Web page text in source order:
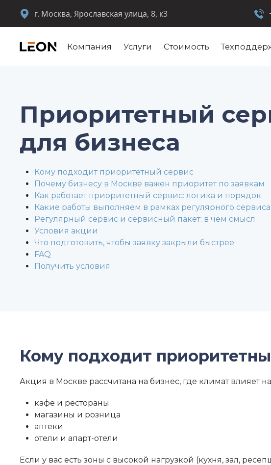
г. Москва, Ярославская улица, 8, к3
Компания Услуги Стоимость
Приоритетный
для бизнеса
Кому подходит приоритетный сервис
Почему бизнесу в Москве важен приоритет по заявкам
Как работает приоритетный сервис: логика и порядок
Какие работы выполняем в рамках регулярного сервиса
Регулярный сервис и сервисный пакет: в чем смысл
Условия акции
Что подготовить, чтобы заявку закрыли быстрее
FAQ
Получить условия
Кому подходит
Акция в Москве рассчитана на бизнес, где климат влияет
кафе и рестораны
магазины и розница
аптеки
отели и апарт-отели
Если у вас есть зоны с высокой нагрузкой (кухня, зал,